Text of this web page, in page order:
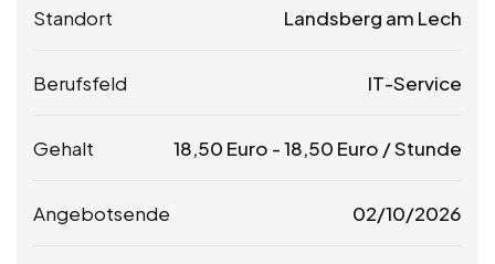
Standort Landsberg am Lech
Berufsfeld IT-Service
Gehalt 18,50 Euro -18,50 Euro / Stunde
Angebotsende 02/10/2026